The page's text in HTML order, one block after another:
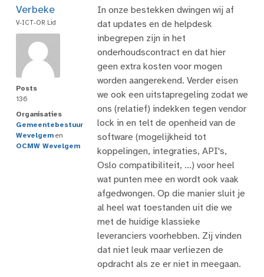
Verbeke
V-ICT-OR Lid
Posts
136
Organisaties
Gemeentebestuur
Wevelgem en
OCMW Wevelgem
In onze bestekken dwingen wij af
dat updates en de helpdesk
inbegrepen zijn in het
onderhoudscontract en dat hier
geen extra kosten voor mogen
worden aangerekend. Verder eisen
we ook een uitstapregeling zodat we
ons (relatief) indekken tegen vendor
lock in en telt de openheid van de
software (mogelijkheid tot
koppelingen, integraties, API's,
Oslo compatibiliteit, ...) voor heel
wat punten mee en wordt ook vaak
afgedwongen. Op die manier sluit je
al heel wat toestanden uit die we
met de huidige klassieke
leveranciers voorhebben. Zij vinden
dat niet leuk maar verliezen de
opdracht als ze er niet in meegaan.